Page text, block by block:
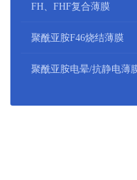
FH、FHF复合薄膜
聚酰亚胺F46烧结薄膜
聚酰亚胺电晕/抗静电薄